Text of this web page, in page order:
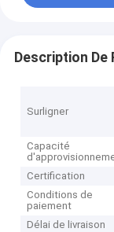
Description De
Surligner
Capacité
Certification
Conditions de
paiement
Délai de livraison